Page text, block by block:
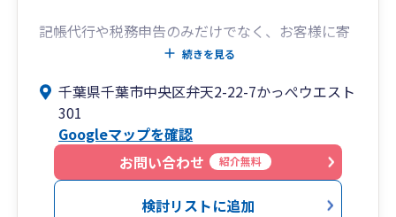
記帳代行や税務申告のみだけでなく、お客様に寄
り添ったアドバイスをさせていただいておりま
従業員10人以下の法人、個人事業主のサポートを
得意としております。
担当も無資格者ではなく、私自らご対応させてい
ただきますので、ご安心ください。
続きを見る
千葉県千葉市中央区弁天2-22-7かっぺウエスト
301
Googleマップを確認
お問い合わせ
紹介無料
検討リストに追加